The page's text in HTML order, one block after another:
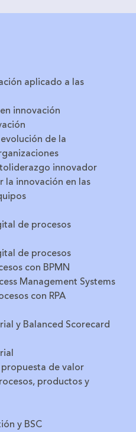
aplicado a las
innovación
de la
innovador
la innovación en las
de procesos
de procesos
con BPMN
Management Systems
con RPA
y Balanced Scorecard
de valor
productos y
y BSC